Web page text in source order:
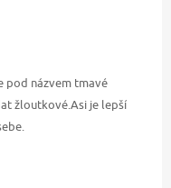
pod názvem tmavé
žloutkové.Asi je lepší